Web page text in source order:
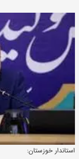
استاندار خوزستان: